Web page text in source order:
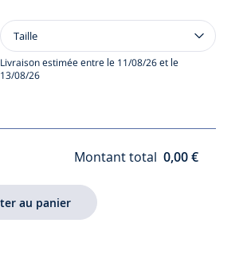
Taille
Gants
enfant
fille
Taille
Livraison estimée entre le 11/08/26 et le
13/08/26
Montant total 0,00 €